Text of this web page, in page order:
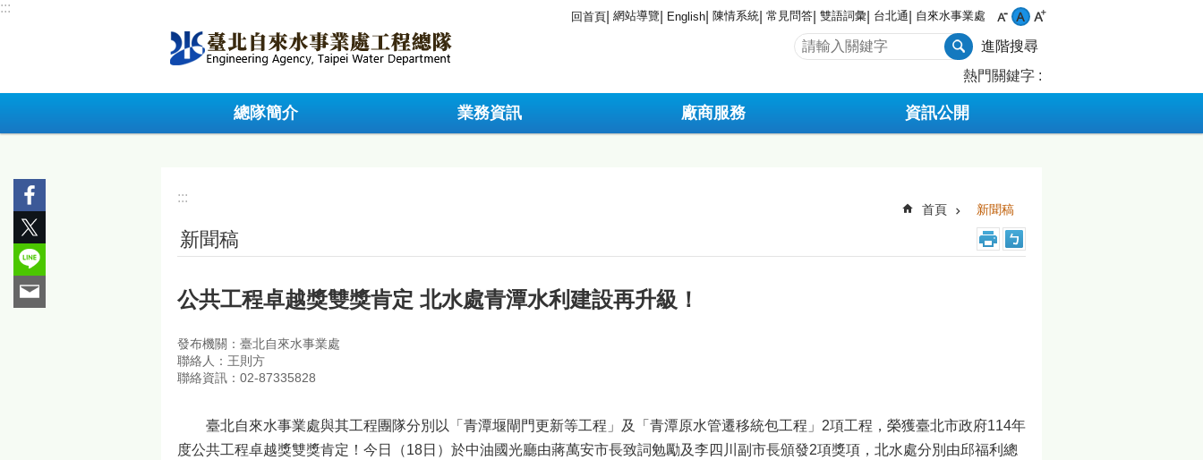
跳到主要內容區塊
:::
回首頁 網站導覽 English 陳情系統 常見問答 雙語詞彙 台北通 自來水事業處
進階搜尋
熱門關鍵字
總隊簡介 業務資訊 廠商服務 資訊公開
:::
首頁 新聞稿
新聞稿
公共工程卓越獎雙獎肯定 北水處青潭水利建設再升級！
發布機關：臺北自來水事業處
聯絡人：王則方
聯絡資訊：02-87335828
臺北自來水事業處與其工程團隊分別以「青潭堰閘門更新等工程」及「青潭原水管遷移統包工程」2項工程，榮獲臺北市政府114年
度公共工程卓越獎雙獎肯定！今日（18日）於中油國光廳由蔣萬安市長致詞勉勵及李四川副市長頒發2項獎項，北水處分別由邱福利總